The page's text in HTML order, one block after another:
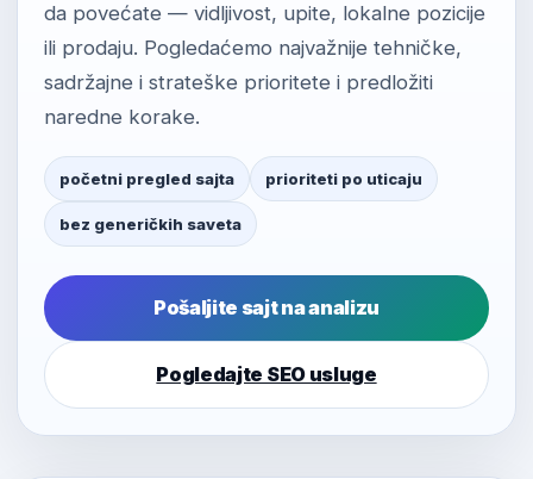
da povećate — vidljivost, upite, lokalne pozicije
ili prodaju. Pogledaćemo najvažnije tehničke,
sadržajne i strateške prioritete i predložiti
naredne korake.
početni pregled sajta prioriteti po uticaju
bez generičkih saveta
Pošaljite sajt na analizu
Pogledajte SEO usluge